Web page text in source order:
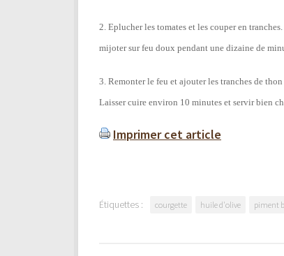
2. Eplucher les tomates et les couper en
mijoter sur feu doux pendant une dizaine de
3. Remonter le feu et ajouter les tranches de
Laisser cuire environ 10 minutes et servir bien
Imprimer cet article
Étiquettes : courgette huile d'olive piment